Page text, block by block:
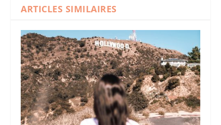
ARTICLES SIMILAIRES